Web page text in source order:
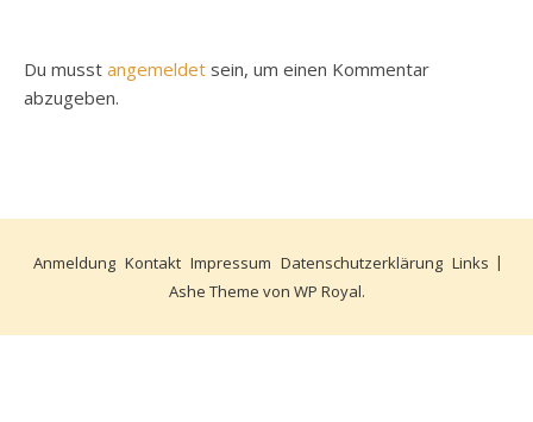
Du musst angemeldet sein, um einen Kommentar
abzugeben.
Anmeldung Kontakt Impressum Datenschutzerklärung Links
Ashe Theme von WP Royal.